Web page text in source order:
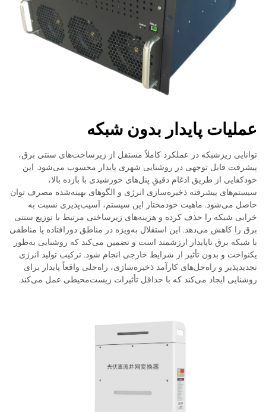
عملیات پایدار بدون شبکه
توانایی ریزشبکه در عملکرد کاملاً مستقل از زیرساخت‌های سنتی برق،
پیشرفت قابل توجهی در روشنایی شهری پایدار محسوب می‌شود. این
خودکفایی از طریق ادغام دقیقِ پنل‌های خورشیدی با بازده بالا،
سیستم‌های پیشرفته ذخیره‌سازی انرژی و الگوهای بهینه‌شده مصرف توان
حاصل می‌شود. ماهیت خودمختار این سیستم، آسیب‌پذیری نسبت به
خرابی شبکه را حذف کرده و هزینه‌های زیرساختی مرتبط با توزیع سنتی
برق را کاهش می‌دهد. این استقلال به‌ویژه در مناطق دورافتاده یا مناطقی
با شبکه برق ناپایدار ارزشمند است و تضمین می‌کند که روشنایی به‌طور
یکنواخت و بدون تأثیر از شرایط خارجی انجام شود. ترکیب تولید انرژی
تجدیدپذیر و راه‌حل‌های کارآمد ذخیره‌سازی، راه‌حلی واقعاً پایدار برای
روشنایی ایجاد می‌کند که با حداقل تأثیرات زیست‌محیطی عمل می‌کند.